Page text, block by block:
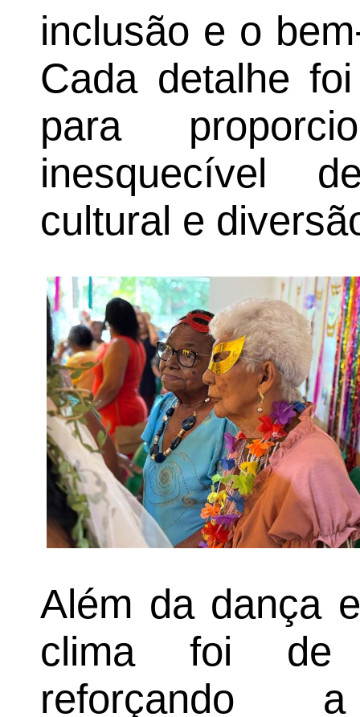
inclusão e o
Cada detalhe
para
inesquecível
cultural e
Além da dança
clima foi de
reforçando